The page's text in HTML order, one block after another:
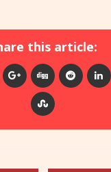
this article: